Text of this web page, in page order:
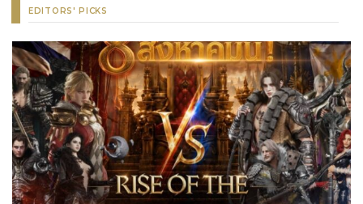
EDITORS' PICKS